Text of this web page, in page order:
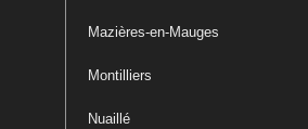
Mazières-en-Mauges
Montilliers
Nuaillé